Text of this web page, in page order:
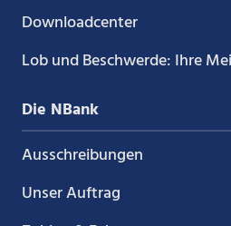
Downloadcenter
Lob und Beschwerde: Ihre
Die NBank
Ausschreibungen
Unser Auftrag